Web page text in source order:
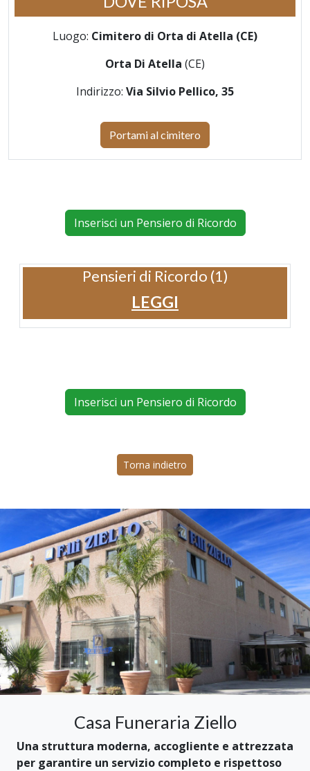
Luogo: Cimitero di Orta di Atella (CE)
Orta Di Atella (CE)
Indirizzo: Via Silvio Pellico, 35
Portami al cimitero
Inserisci un Pensiero di Ricordo
Pensieri di Ricordo (1)
LEGGI
Inserisci un Pensiero di Ricordo
Torna indietro
Casa Funeraria Ziello
Una struttura moderna, accogliente e attrezzata
per garantire un servizio completo e rispettoso